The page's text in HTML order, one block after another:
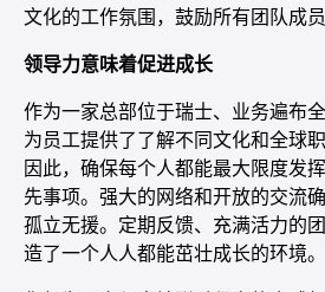
文化的工作氛围，鼓励所有团队成
领导力意味着促进成长
作为一家总部位于瑞士、业务遍布
为员工提供了了解不同文化和全球
因此，确保每个人都能最大限度发
先事项。强大的网络和开放的交流
孤立无援。定期反馈、充满活力的
造了一个人人都能茁壮成长的环境。